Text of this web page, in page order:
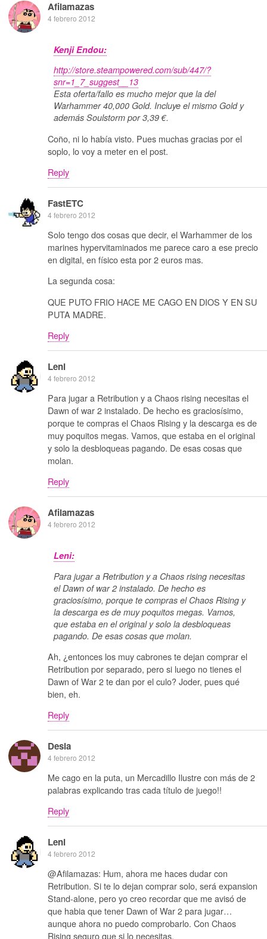
Afilamazas
4 febrero 2012
Kenji Endou:
http://store.steampowered.com/sub/447/?
snr=1_7_suggest__13
Esta oferta/fallo es mucho mejor que la del
Warhammer 40,000 Gold. Incluye el mismo Gold y
además Soulstorm por 3,39 €.
Coño, ni lo había visto. Pues muchas gracias por el
soplo, lo voy a meter en el post.
Reply
FastETC
4 febrero 2012
Solo tengo dos cosas que decir, el Warhammer de los
marines hypervitaminados me parece caro a ese precio
en digital, en físico esta por 2 euros mas.
La segunda cosa:
QUE PUTO FRIO HACE ME CAGO EN DIOS Y EN SU
PUTA MADRE.
Reply
Leni
4 febrero 2012
Para jugar a Retribution y a Chaos rising necesitas el
Dawn of war 2 instalado. De hecho es graciosísimo,
porque te compras el Chaos Rising y la descarga es de
muy poquitos megas. Vamos, que estaba en el original
y solo la desbloqueas pagando. De esas cosas que
molan.
Reply
Afilamazas
4 febrero 2012
Leni:
Para jugar a Retribution y a Chaos rising necesitas
el Dawn of war 2 instalado. De hecho es
graciosísimo, porque te compras el Chaos Rising y
la descarga es de muy poquitos megas. Vamos,
que estaba en el original y solo la desbloqueas
pagando. De esas cosas que molan.
Ah, ¿entonces los muy cabrones te dejan comprar el
Retribution por separado, pero si luego no tienes el
Dawn of War 2 te dan por el culo? Joder, pues qué
bien, eh.
Reply
Desia
4 febrero 2012
Me cago en la puta, un Mercadillo Ilustre con más de 2
palabras explicando tras cada título de juego!!
Reply
Leni
4 febrero 2012
@Afilamazas: Hum, ahora me haces dudar con
Retribution. Si te lo dejan comprar solo, será expansion
Stand-alone, pero yo creo recordar que me avisó de
que habia que tener Dawn of War 2 para jugar…
aunque ahora no puedo comprobarlo. Con Chaos
Rising seguro que si lo necesitas.